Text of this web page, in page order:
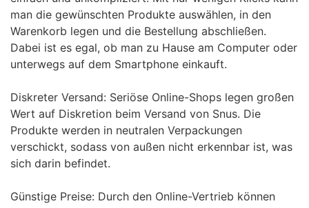
man die gewünschten Produkte auswählen, in den
Warenkorb legen und die Bestellung abschließen.
Dabei ist es egal, ob man zu Hause am Computer oder
unterwegs auf dem Smartphone einkauft.
Diskreter Versand: Seriöse Online-Shops legen großen
Wert auf Diskretion beim Versand von Snus. Die
Produkte werden in neutralen Verpackungen
verschickt, sodass von außen nicht erkennbar ist, was
sich darin befindet.
Günstige Preise: Durch den Online-Vertrieb können